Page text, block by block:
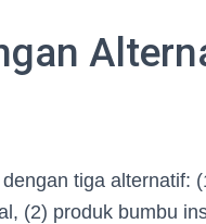
tiga alternatif:
(2) produk bumbu